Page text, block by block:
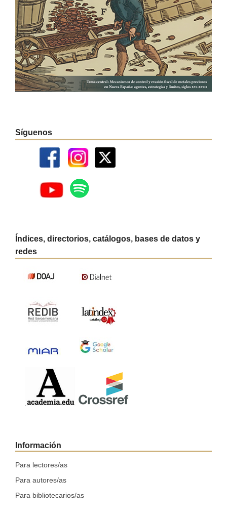
Síguenos
Índices, directorios, catálogos, bases de datos y
redes
Información
Para lectores/as
Para autores/as
Para bibliotecarios/as